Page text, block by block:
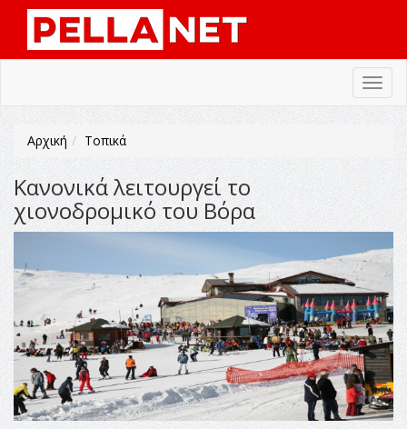
Αρχική Τοπικά
Κανονικά λειτουργεί το
χιονοδρομικό του Βόρα